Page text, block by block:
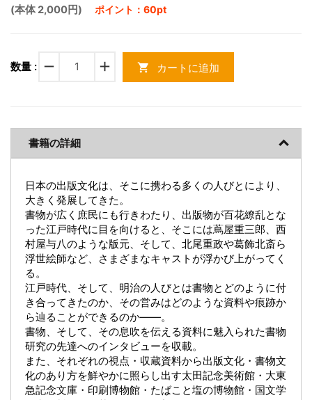
(本体 2,000円) ポイント：60pt
数量 : remove add shopping_cart カートに追加
書籍の詳細
日本の出版文化は、そこに携わる多くの人びとにより、
大きく発展してきた。
書物が広く庶民にも行きわたり、出版物が百花繚乱とな
った江戸時代に目を向けると、そこには蔦屋重三郎、西
村屋与八のような版元、そして、北尾重政や葛飾北斎ら
浮世絵師など、さまざまなキャストが浮かび上がってく
る。
江戸時代、そして、明治の人びとは書物とどのように付
き合ってきたのか、その営みはどのような資料や痕跡か
ら辿ることができるのか――。
書物、そして、その息吹を伝える資料に魅入られた書物
研究の先達へのインタビューを収載。
また、それぞれの視点・収蔵資料から出版文化・書物文
化のあり方を鮮やかに照らし出す太田記念美術館・大東
急記念文庫・印刷博物館・たばこと塩の博物館・国文学